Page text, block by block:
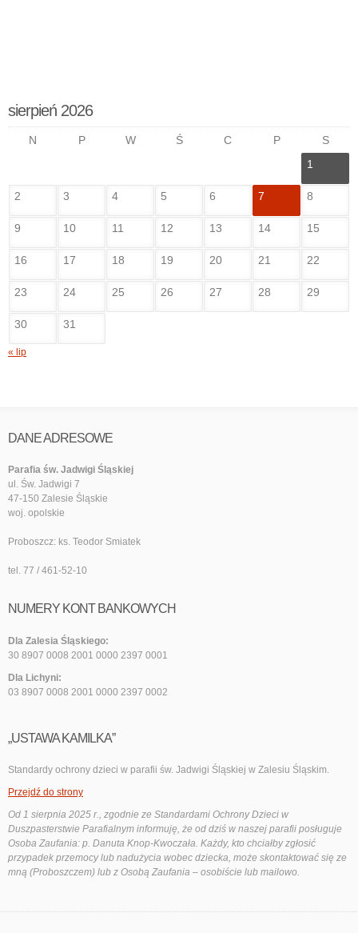
sierpień 2026
N P W Ś C P
S
1
2 3 4 5 6 7 8
9 10 11 12 13 14 15
16 17 18 19 20 21 22
23 24 25 26 27 28 29
30 31
« lip
DANE ADRESOWE
Parafia św. Jadwigi Śląskiej
ul. Św. Jadwigi 7
47-150 Zalesie Śląskie
woj. opolskie
Proboszcz: ks. Teodor Smiatek
tel. 77 / 461-52-10
NUMERY KONT BANKOWYCH
Dla Zalesia Śląskiego:
30 8907 0008 2001 0000 2397 0001
Dla Lichyni:
03 8907 0008 2001 0000 2397 0002
„USTAWA KAMILKA”
Standardy ochrony dzieci w parafii św. Jadwigi Śląskiej w Zalesiu Śląskim.
Przejdź do strony
Od 1 sierpnia 2025 r., zgodnie ze Standardami Ochrony Dzieci w
Duszpasterstwie Parafialnym informuję, że od dziś w naszej parafii posługuje
Osoba Zaufania: p. Danuta Knop-Kwoczała. Każdy, kto chciałby zgłosić
przypadek przemocy lub nadużycia wobec dziecka, może skontaktować się ze
mną (Proboszczem) lub z Osobą Zaufania – osobiście lub mailowo.